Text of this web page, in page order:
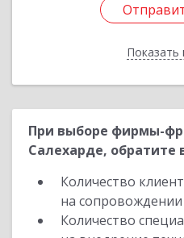
Показать
При выборе фирмы-
Салехарде, обратите
Количество
на
Количество